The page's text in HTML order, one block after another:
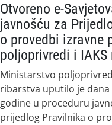
Otvoreno e-
javnošću za
o provedbi izravne
poljoprivredi i IAKS
ruralnog razvoja
godinu
Ministarstvo
ribarstva uputilo je dana
godine u proceduru
prijedlog Pravilnika o